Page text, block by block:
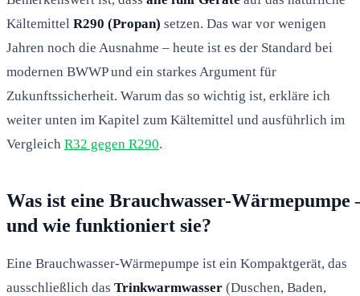
Kältemittel R290 (Propan) setzen. Das war vor wenigen
Jahren noch die Ausnahme – heute ist es der Standard bei
modernen BWWP und ein starkes Argument für
Zukunftssicherheit. Warum das so wichtig ist, erkläre ich
weiter unten im Kapitel zum Kältemittel und ausführlich im
Vergleich R32 gegen R290.
Was ist eine Brauchwasser-Wärmepumpe
und wie funktioniert sie?
Eine Brauchwasser-Wärmepumpe ist ein Kompaktgerät, das
ausschließlich das Trinkwarmwasser (Duschen, Baden,